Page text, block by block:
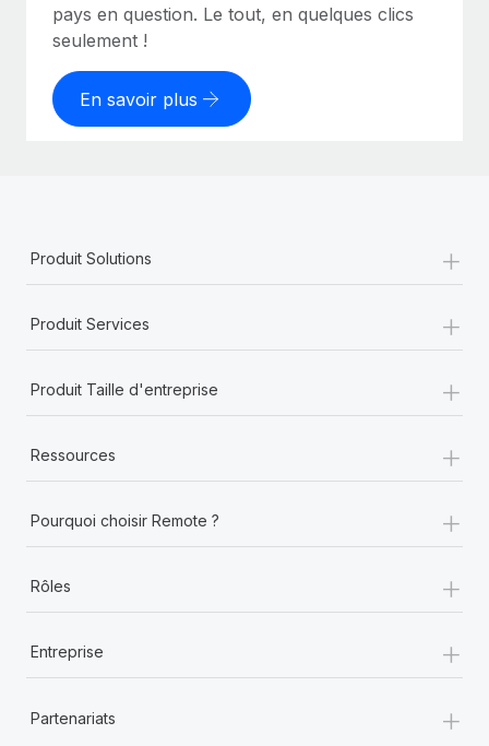
pays en question. Le tout, en quelques clics
seulement !
En savoir plus
Produit Solutions +
Produit Services +
Produit Taille d'entreprise +
Ressources +
Pourquoi choisir Remote ? +
Rôles +
Entreprise +
Partenariats +